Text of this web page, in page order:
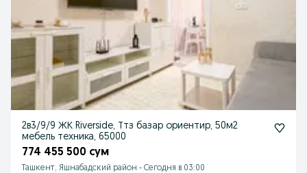
2в3/9/9 ЖК Riverside, Ттз базар ориентир, 50м2
мебель техника, 65000
774 455 500 сум
Ташкент, Яшнабадский район - Сегодня в 03:00